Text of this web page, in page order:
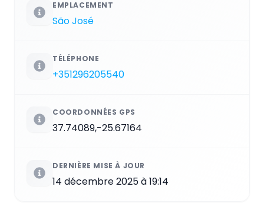
EMPLACEMENT
São José
TÉLÉPHONE
+351296205540
COORDONNÉES GPS
37.74089,-25.67164
DERNIÈRE MISE À JOUR
14 décembre 2025 à 19:14